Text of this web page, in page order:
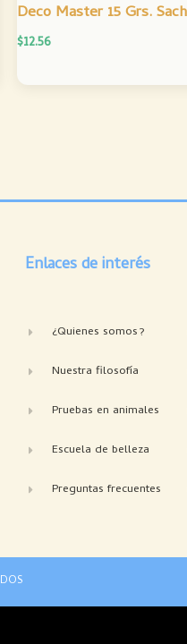
Deco Master 15 Grs.
$12.56
Enlaces de interés
¿Quienes somos?
Nuestra filosofía
Pruebas en animales
Escuela de belleza
Preguntas frecuentes